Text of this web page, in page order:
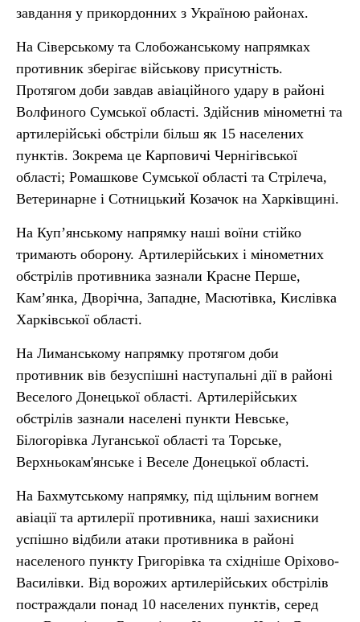
завдання у прикордонних з Україною районах.
На Сіверському та Слобожанському напрямках
противник зберігає військову присутність.
Протягом доби завдав авіаційного удару в районі
Волфиного Сумської області. Здійснив мінометні та
артилерійські обстріли більш як 15 населених
пунктів. Зокрема це Карповичі Чернігівської
області; Ромашкове Сумської області та Стрілеча,
Ветеринарне і Сотницький Козачок на Харківщині.
На Куп’янському напрямку наші воїни стійко
тримають оборону. Артилерійських і мінометних
обстрілів противника зазнали Красне Перше,
Кам’янка, Дворічна, Западне, Масютівка, Кислівка
Харківської області.
На Лиманському напрямку протягом доби
противник вів безуспішні наступальні дії в районі
Веселого Донецької області. Артилерійських
обстрілів зазнали населені пункти Невське,
Білогорівка Луганської області та Торське,
Верхньокам'янське і Веселе Донецької області.
На Бахмутському напрямку, під щільним вогнем
авіації та артилерії противника, наші захисники
успішно відбили атаки противника в районі
населеного пункту Григорівка та східніше Оріхово-
Василівки. Від ворожих артилерійських обстрілів
постраждали понад 10 населених пунктів, серед